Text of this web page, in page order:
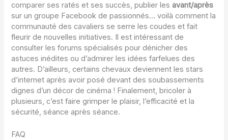
comparer ses ratés et ses succès, publier lesavant/après
sur un groupe Facebook de passionnés… voilà comment la
communauté des cavaliers se serre les coudes et fait
fleurir de nouvelles initiatives. Il est intéressant de
consulter les forums spécialisés pour dénicher des
astuces inédites ou d’admirer les idées farfelues des
autres. D’ailleurs, certains chevaux deviennent les stars
d’internet après avoir posé devant des soubassements
dignes d’un décor de cinéma ! Finalement, bricoler à
plusieurs, c’est faire grimper le plaisir, l’efficacité et la
sécurité, séance après séance.
FAQ